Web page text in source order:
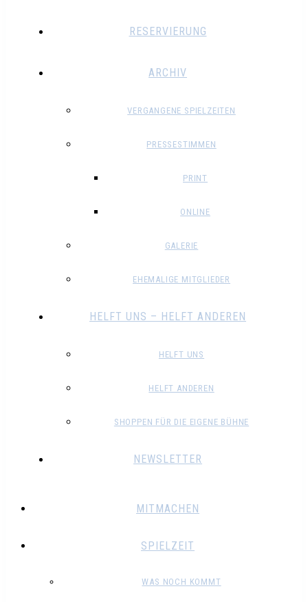
RESERVIERUNG
ARCHIV
VERGANGENE SPIELZEITEN
PRESSESTIMMEN
PRINT
ONLINE
GALERIE
EHEMALIGE MITGLIEDER
HELFT UNS – HELFT ANDEREN
HELFT UNS
HELFT ANDEREN
SHOPPEN FÜR DIE EIGENE BÜHNE
NEWSLETTER
MITMACHEN
SPIELZEIT
WAS NOCH KOMMT